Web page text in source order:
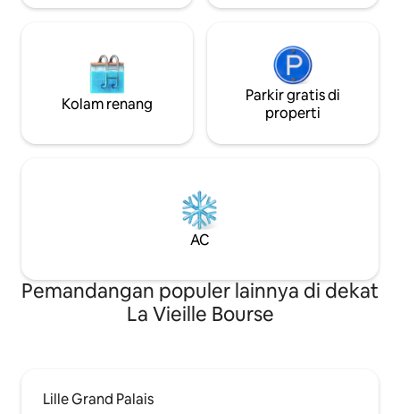
Kolam renang
Parkir gratis di
properti
AC
Pemandangan populer lainnya di dekat
La Vieille Bourse
Lille Grand Palais